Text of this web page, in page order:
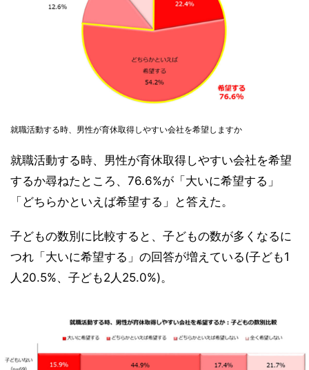
就職活動する時、男性が育休取得しやすい会社を希望しますか
就職活動する時、男性が育休取得しやすい会社を希望
するか尋ねたところ、76.6%が「大いに希望する」
「どちらかといえば希望する」と答えた。
子どもの数別に比較すると、子どもの数が多くなるに
つれ「大いに希望する」の回答が増えている(子ども1
人20.5%、子ども2人25.0%)。